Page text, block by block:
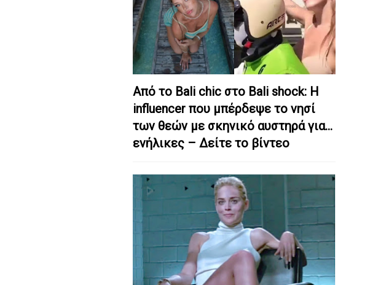
Από το Bali chic στο Bali shock: Η
influencer που μπέρδεψε το νησί
των θεών με σκηνικό αυστηρά για…
ενήλικες – Δείτε το βίντεο